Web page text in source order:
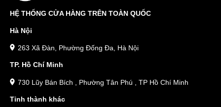
HỆ THỐNG CỬA HÀNG TRÊN TOÀN QUỐC
Hà Nội
263 Xã Đàn, Phường Đống Đa, Hà Nội
TP. Hồ Chí Minh
730 Lũy Bán Bích , Phường Tân Phú , TP Hồ Chí Minh
Tỉnh thành khác